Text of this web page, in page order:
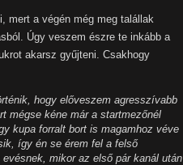
mert a végén még meg talállak
Úgy veszem észre te inkább a
akarsz gyűjteni. Csakhogy
hogy előveszem agresszívabb
mégse kéne már a startmezőnél
kupa forralt bort is magamhoz véve
így én se érem fel a felső
mikor az első pár kanál után